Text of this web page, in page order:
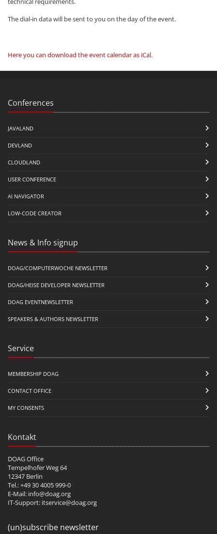
The dial-in data will be sent to you on the day of the event.
Here you can download the event calendar as iCal.
Conferences
JAVALAND
DEVLAND
CLOUDLAND
USER CONFERENCE
AI NAVIGATOR
LOW-CODE CREATOR
News & Info signup
DOAG/COMPUTERWOCHE NEWSLETTER
DOAG/HEISE DEVELOPER NEWSLETTER
DOAG EVENTNEWSLETTER
SPEAKERS & AUTHORS NEWSLETTER
Service
MEMBERSHIP DOAG
CONTACT OFFICE
MY CONSENTS
Kontakt
DOAG Office
Tempelhofer Weg 64
12347 Berlin
Tel.: +49 30 4005 999-0
E-Mail: info@doag.org
IT-Support: itservice@doag.org
(un)subscribe newsletter